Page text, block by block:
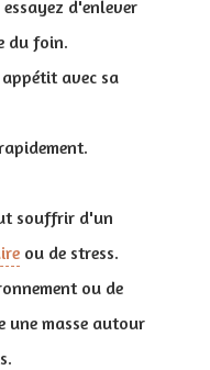
d'enlever
du foin.
avec sa
souffrir d'un
ou de stress.
ou de
une masse autour